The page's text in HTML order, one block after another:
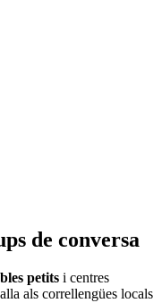
de conversa
petits i centres
als correllengües locals